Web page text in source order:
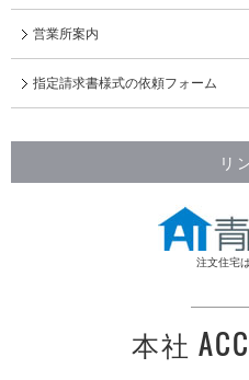
営業所案内
指定請求書様式の依頼フォーム
リ
注文住宅
本社